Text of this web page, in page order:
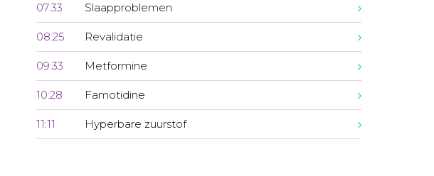
07:33 Slaapproblemen
08:25 Revalidatie
09:33 Metformine
10:28 Famotidine
11:11 Hyperbare zuurstof